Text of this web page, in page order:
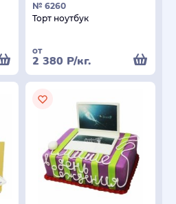
№ 6260
Торт ноутбук
от
2 380 Р/кг.